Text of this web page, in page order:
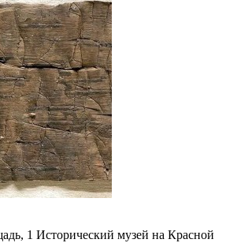
1 Исторический музей на Красной